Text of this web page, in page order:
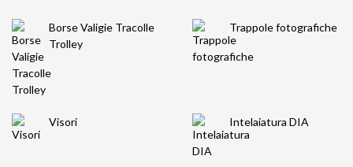
Borse Valigie Tracolle
Trolley
Trappole fotografiche
Visori Intelaiatura DIA